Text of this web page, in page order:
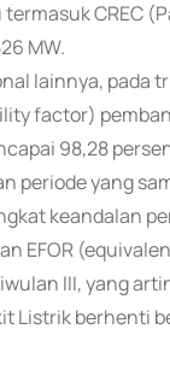
CREC
MW.
lainnya, pada
factor)
98,28
periode yang
keandalan
EFOR
III, yang
Listrik berhenti